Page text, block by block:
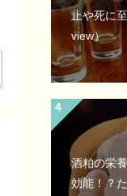
止や死に
view）
酒粕の栄
効能！？